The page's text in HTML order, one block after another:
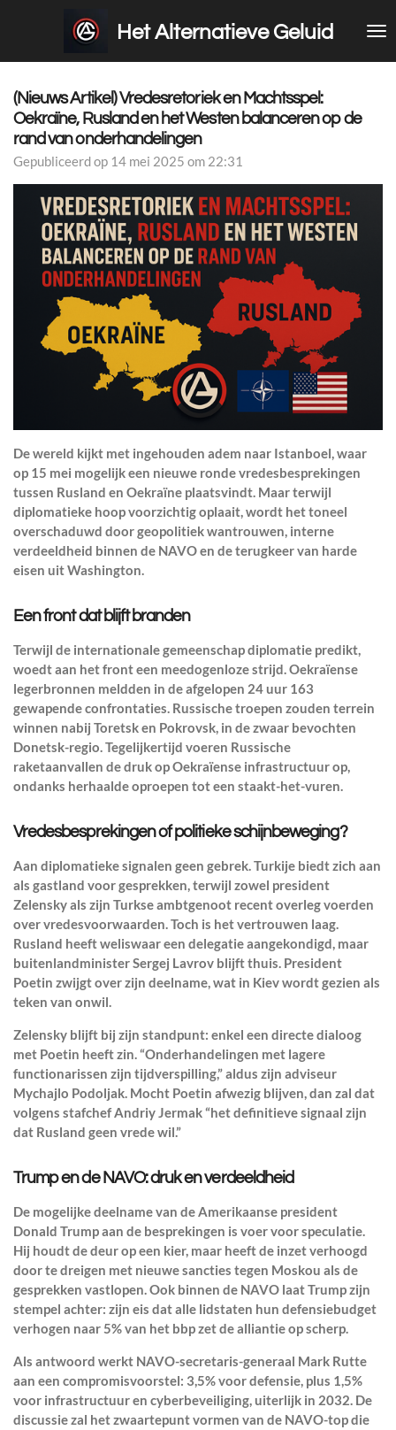
hoofdinhoud
Het Alternatieve Geluid
(Nieuws Artikel) Vredesretoriek en Machtsspel:
Oekraïne, Rusland en het Westen balanceren op de
rand van onderhandelingen
Gepubliceerd op 14 mei 2025 om 22:31
De wereld kijkt met ingehouden adem naar Istanboel, waar
op 15 mei mogelijk een nieuwe ronde vredesbesprekingen
tussen Rusland en Oekraïne plaatsvindt. Maar terwijl
diplomatieke hoop voorzichtig oplaait, wordt het toneel
overschaduwd door geopolitiek wantrouwen, interne
verdeeldheid binnen de NAVO en de terugkeer van harde
eisen uit Washington.
Een front dat blijft branden
Terwijl de internationale gemeenschap diplomatie predikt,
woedt aan het front een meedogenloze strijd. Oekraïense
legerbronnen meldden in de afgelopen 24 uur 163
gewapende confrontaties. Russische troepen zouden terrein
winnen nabij Toretsk en Pokrovsk, in de zwaar bevochten
Donetsk-regio. Tegelijkertijd voeren Russische
raketaanvallen de druk op Oekraïense infrastructuur op,
ondanks herhaalde oproepen tot een staakt-het-vuren.
Vredesbesprekingen of politieke schijnbeweging?
Aan diplomatieke signalen geen gebrek. Turkije biedt zich aan
als gastland voor gesprekken, terwijl zowel president
Zelensky als zijn Turkse ambtgenoot recent overleg voerden
over vredesvoorwaarden. Toch is het vertrouwen laag.
Rusland heeft weliswaar een delegatie aangekondigd, maar
buitenlandminister Sergej Lavrov blijft thuis. President
Poetin zwijgt over zijn deelname, wat in Kiev wordt gezien als
teken van onwil.
Zelensky blijft bij zijn standpunt: enkel een directe dialoog
met Poetin heeft zin. “Onderhandelingen met lagere
functionarissen zijn tijdverspilling,” aldus zijn adviseur
Mychajlo Podoljak. Mocht Poetin afwezig blijven, dan zal dat
volgens stafchef Andriy Jermak “het definitieve signaal zijn
dat Rusland geen vrede wil.”
Trump en de NAVO: druk en verdeeldheid
De mogelijke deelname van de Amerikaanse president
Donald Trump aan de besprekingen is voer voor speculatie.
Hij houdt de deur op een kier, maar heeft de inzet verhoogd
door te dreigen met nieuwe sancties tegen Moskou als de
gesprekken vastlopen. Ook binnen de NAVO laat Trump zijn
stempel achter: zijn eis dat alle lidstaten hun defensiebudget
verhogen naar 5% van het bbp zet de alliantie op scherp.
Als antwoord werkt NAVO-secretaris-generaal Mark Rutte
aan een compromisvoorstel: 3,5% voor defensie, plus 1,5%
voor infrastructuur en cyberbeveiliging, uiterlijk in 2032. De
discussie zal het zwaartepunt vormen van de NAVO-top die